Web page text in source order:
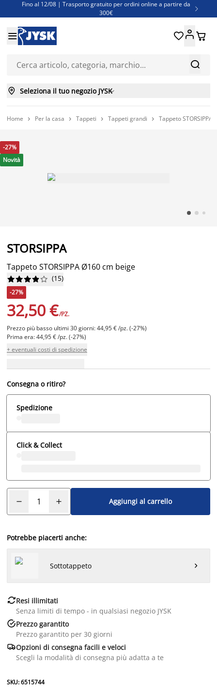
Fino al 12/08 | Trasporto gratuito per ordini online a partire da
300€

Super offerte d'estate | Oltre 1.500 articoli fino al 70%
Finanziamenti - Scegli il piano di rimborso più adatto a te


 
 Seleziona il tuo negozio JYSK
Home  Per la casa  Tappeti  Tappeti grandi  Tappeto
-27%
Novità
STORSIPPA
Tappeto STORSIPPA Ø160 cm beige





 (15)
-27%
32,50 €/PZ.
Prezzo più basso ultimi 30 giorni: 44,95 € /pz. (-27%)
Prima era: 44,95 € /pz. (-27%)
+ eventuali costi di spedizione
Consegna o ritiro?
Spedizione
Click & Collect
Aggiungi al carrello
Potrebbe piacerti anche:
Sottotappeto 
Resi illimitati
Senza limiti di tempo - in qualsiasi negozio JYSK
Prezzo garantito
Prezzo garantito per 30 giorni
Opzioni di consegna facili e veloci
Scegli la modalità di consegna più adatta a te
SKU: 6515744